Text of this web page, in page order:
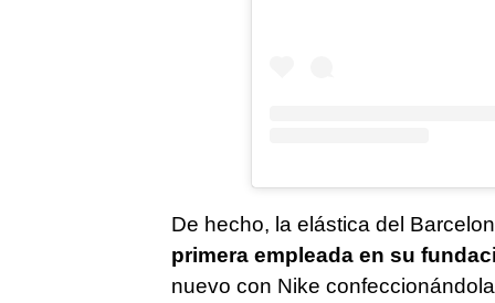
De hecho, la elástica del
primera empleada en su
nuevo con Nike